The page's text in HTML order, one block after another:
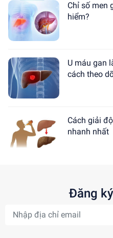
Chỉ số men
hiểm?
U máu gan
cách theo
Cách giải
nhanh nhất
Đăng